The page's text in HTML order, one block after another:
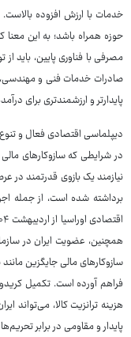
خدمات با ارزش افزوده بالاست.
حوزه همراه باشد؛ به این
مصرفی با فناوری پایین، باید
صادرات خدمات فنی و مهندسی،
پایدارتر و ارزشمندتری برای
دیپلماسی اقتصادی فعال و
در شرایطی که سازوکارهای
نیازمند یک بازوی قدرتمند در
برداشته شده است، از جمله
همچنین، عضویت ایران در
فراهم آورده است. تکمیل
هزینه ترانزیت کالا، می‌تواند
پایدار و مقاومی در برابر